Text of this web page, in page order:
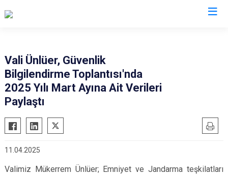
Vali Ünlüer, Güvenlik
Bilgilendirme Toplantısı'nda
2025 Yılı Mart Ayına Ait Verileri
Paylaştı
11.04.2025
Valimiz Mükerrem Ünlüer; Emniyet ve Jandarma teşkilatları